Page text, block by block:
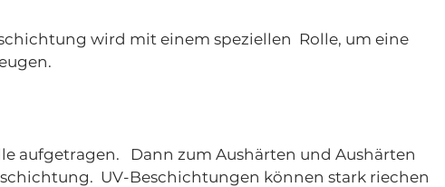
wird mit einem speziellen Rolle, um eine
aufgetragen. Dann zum Aushärten und Aushärten
UV-Beschichtungen können stark riechen